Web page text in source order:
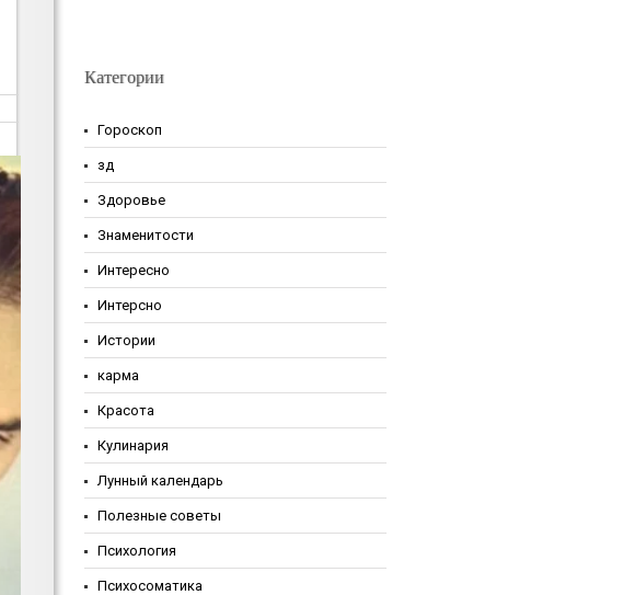
Категории
Гороскоп
зд
Здоровье
Знаменитости
Интересно
Интерсно
Истории
карма
Красота
Кулинария
Лунный календарь
Полезные советы
Психология
Психосоматика